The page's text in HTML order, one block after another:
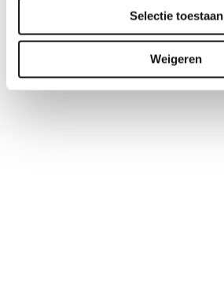
Selectie toestaan
Weigeren